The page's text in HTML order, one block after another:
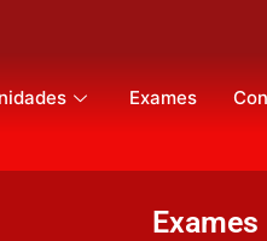
Exames
Exames